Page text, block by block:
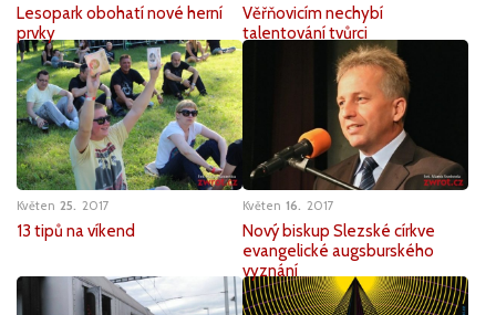
Lesopark obohatí nové herní
prvky
Věřňovicím nechybí
talentování tvůrci
Květen 25 2017
13 tipů na víkend
Květen 16 2017
Nový biskup Slezské církve
evangelické augsburského
vyznání